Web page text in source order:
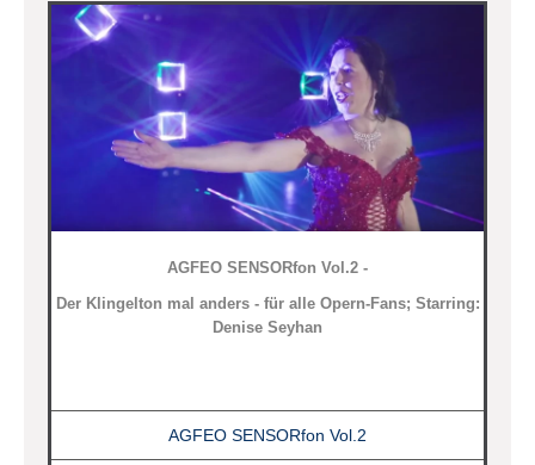
AGFEO SENSORfon Vol.2 -
Der Klingelton mal anders - für alle Opern-Fans; Starring:
Denise Seyhan
AGFEO SENSORfon Vol.2